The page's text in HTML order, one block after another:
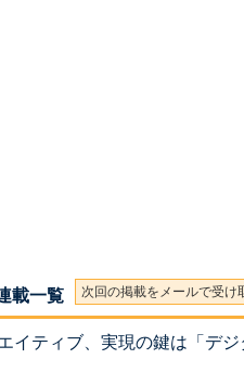
載一覧 次回の掲載をメールで受け
イティブ、実現の鍵は「デジ